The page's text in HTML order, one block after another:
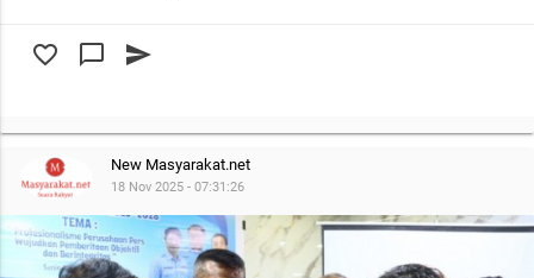
favorite_border chat_bubble_outline send
New Masyarakat.net
18 Nov 2025 - 07:31:26